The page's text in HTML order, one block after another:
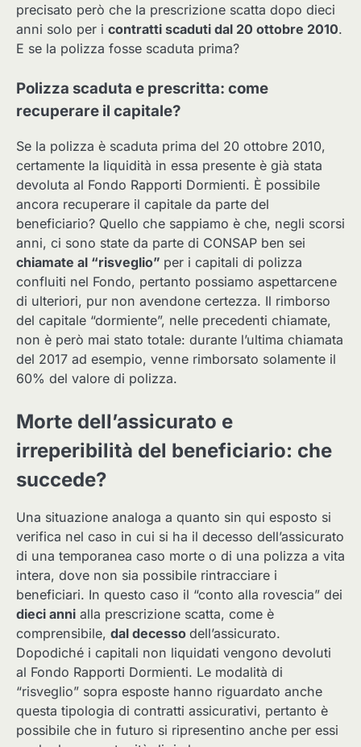
precisato però che la prescrizione scatta dopo dieci
anni solo per i contratti scaduti dal 20 ottobre 2010.
E se la polizza fosse scaduta prima?
Polizza scaduta e prescritta: come
recuperare il capitale?
Se la polizza è scaduta prima del 20 ottobre 2010,
certamente la liquidità in essa presente è già stata
devoluta al Fondo Rapporti Dormienti. È possibile
ancora recuperare il capitale da parte del
beneficiario? Quello che sappiamo è che, negli scorsi
anni, ci sono state da parte di CONSAP ben sei
chiamate al “risveglio” per i capitali di polizza
confluiti nel Fondo, pertanto possiamo aspettarcene
di ulteriori, pur non avendone certezza. Il rimborso
del capitale “dormiente”, nelle precedenti chiamate,
non è però mai stato totale: durante l’ultima chiamata
del 2017 ad esempio, venne rimborsato solamente il
60% del valore di polizza.
Morte dell’assicurato e
irreperibilità del beneficiario: che
succede?
Una situazione analoga a quanto sin qui esposto si
verifica nel caso in cui si ha il decesso dell’assicurato
di una temporanea caso morte o di una polizza a vita
intera, dove non sia possibile rintracciare i
beneficiari. In questo caso il “conto alla rovescia” dei
dieci anni alla prescrizione scatta, come è
comprensibile, dal decesso dell’assicurato.
Dopodiché i capitali non liquidati vengono devoluti
al Fondo Rapporti Dormienti. Le modalità di
“risveglio” sopra esposte hanno riguardato anche
questa tipologia di contratti assicurativi, pertanto è
possibile che in futuro si ripresentino anche per essi